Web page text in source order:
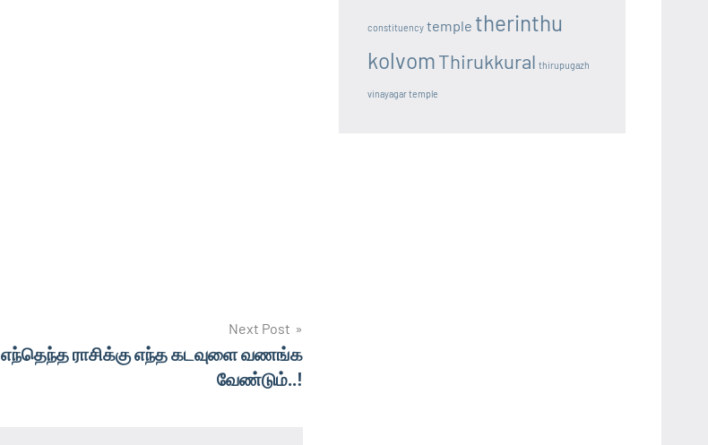
Next Post
எந்தெந்த ராசிக்கு எந்த கடவுளை வணங்க
வேண்டும்..!
constituency temple therinthu
kolvomThirukkural thirupugazh
vinayagar temple